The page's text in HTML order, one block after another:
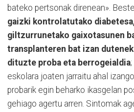
bateko pertsonak direnean».
gaizki kontrolatutako
giltzurrunetako gaixotasunen
transplanteren bat izan
dituzte proba eta berrogeialdia
eskolara joaten jarraitu ahal
probarik egin beharko ikasgelan
gehiago agertu arren. Sintomak